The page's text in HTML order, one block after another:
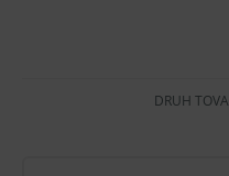
pre estetický
DRUH